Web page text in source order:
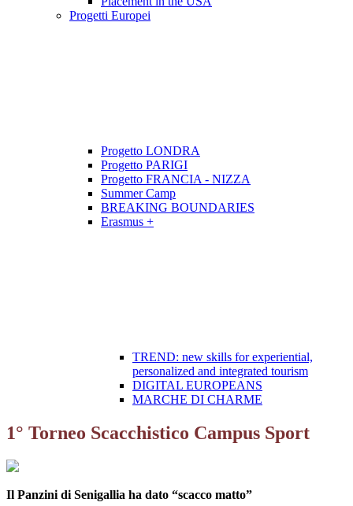
Progetti Europei
Progetto LONDRA
Progetto PARIGI
Progetto FRANCIA - NIZZA
Summer Camp
BREAKING BOUNDARIES
Erasmus +
TREND: new skills for experiential,
personalized and integrated tourism
DIGITAL EUROPEANS
MARCHE DI CHARME
1° Torneo Scacchistico Campus Sport
Il Panzini di Senigallia ha dato “scacco matto”